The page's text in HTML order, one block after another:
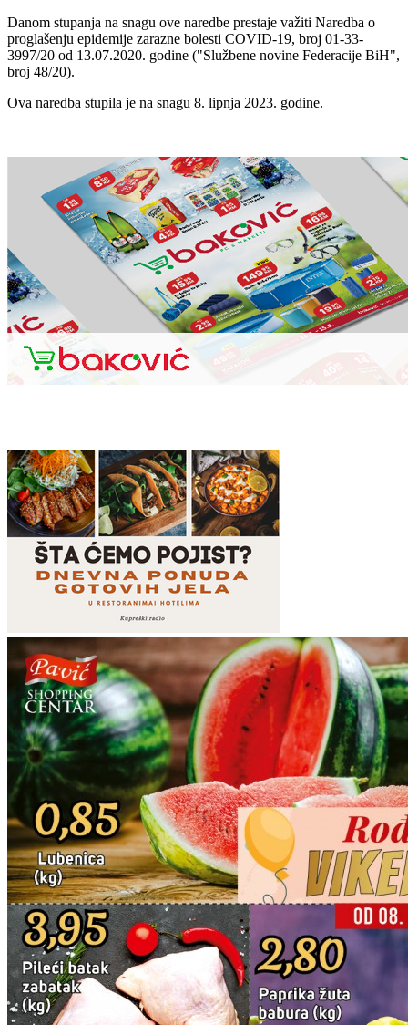
Danom stupanja na snagu ove naredbe prestaje važiti Naredba o
proglašenju epidemije zarazne bolesti COVID-19, broj 01-33-
3997/20 od 13.07.2020. godine ("Službene novine Federacije BiH",
broj 48/20).
Ova naredba stupila je na snagu 8. lipnja 2023. godine.